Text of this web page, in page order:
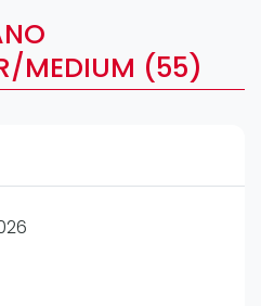
MEDIUM (55)